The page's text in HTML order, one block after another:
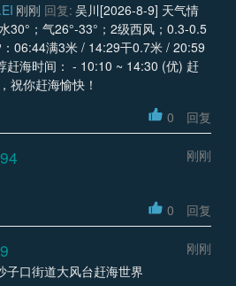
刚刚 回复: 吴川[2026-8-9] 天气情
30°；气26°-33°；2级西风；0.3-0.5
06:44满3米 / 14:29干0.7米 / 20:59
赶海时间： - 10:10 ~ 14:30 (优) 赶
祝你赶海愉快！
0 回复
刚刚
0 回复
刚刚
子口街道大风台赶海世界